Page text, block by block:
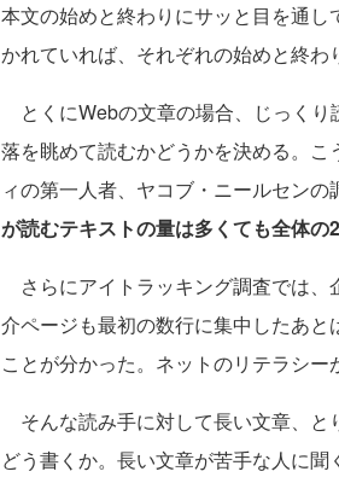
本文の始めと終わりにサッと目を通
かれていれば、それぞれの始めと終わ
とくにWebの文章の場合、じっく
落を眺めて読むかどうかを決める。
ィの第一人者、ヤコブ・ニールセンの
が読むテキストの量は多くても全体の
さらにアイトラッキング調査では、
介ページも最初の数行に集中したあと
ことが分かった。ネットのリテラシー
そんな読み手に対して長い文章、と
どう書くか。長い文章が苦手な人に